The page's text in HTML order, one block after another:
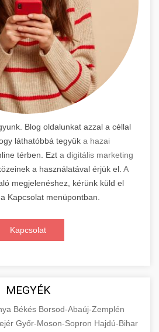
Blog oldalunkat azzal a céllal
láthatóbbá tegyük a hazai
térben. Ezt a digitális marketing
a használatával érjük el. A
megjelenéshez, kérünk küld el
Kapcsolat menüpontban.
Kapcsolat
MEGYÉK
Békés Borsod-Abaúj-Zemplén
Győr-Moson-Sopron Hajdú-Bihar